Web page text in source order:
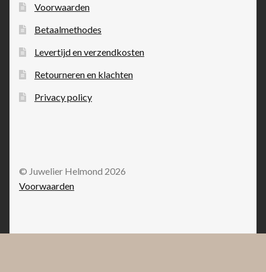
Voorwaarden
Betaalmethodes
Levertijd en verzendkosten
Retourneren en klachten
Privacy policy
© Juwelier Helmond 2026
Voorwaarden